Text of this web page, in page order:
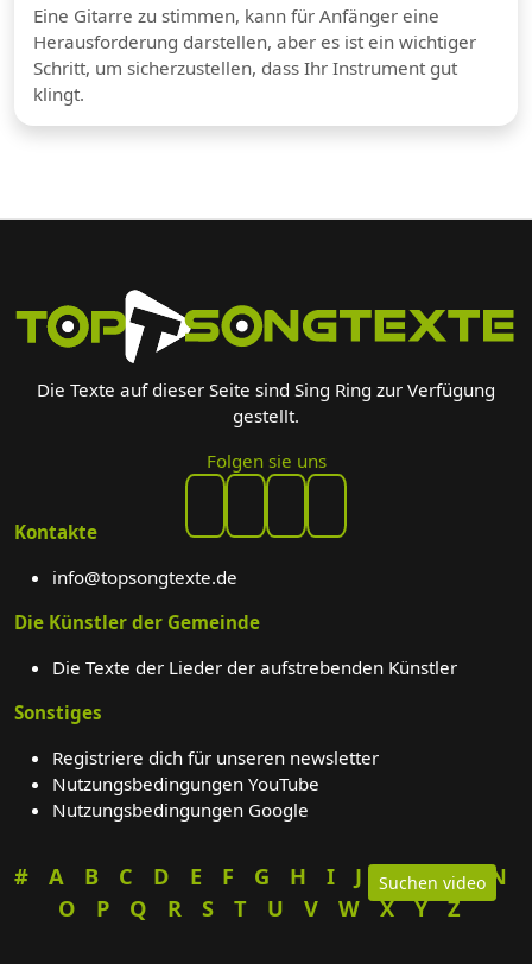
Suchen video
Eine Gitarre zu stimmen, kann für Anfänger eine
Herausforderung darstellen, aber es ist ein wichtiger
Schritt, um sicherzustellen, dass Ihr Instrument gut
klingt.
Die Texte auf dieser Seite sind Sing Ring zur Verfügung
gestellt.
Folgen sie uns
Kontakte
info@topsongtexte.de
Die Künstler der Gemeinde
Die Texte der Lieder der aufstrebenden Künstler
Sonstiges
Registriere dich für unseren newsletter
Nutzungsbedingungen YouTube
Nutzungsbedingungen Google
# A B C D E F G H I J K L M
N
O
P Q R S T U V W X Y Z